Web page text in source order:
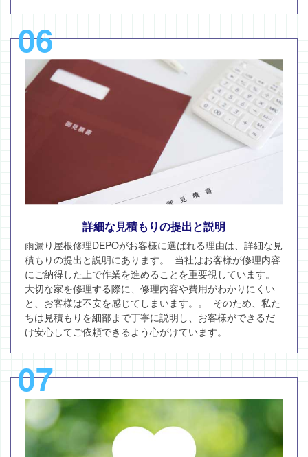
06
詳細な見積もりの提出と説明
雨漏り屋根修理DEPOがお客様に選ばれる理由は、詳細な見
積もりの提出と説明にあります。 当社はお客様が修理内容
にご納得した上で作業を進めることを重要視しています。
大切な家を修理する際に、修理内容や費用がわかりにくい
と、お客様は不安を感じてしまいます。。 そのため、私た
ちは見積もりを細部まで丁寧に説明し、お客様ができるだ
け安心してご依頼できるよう心がけています。
07